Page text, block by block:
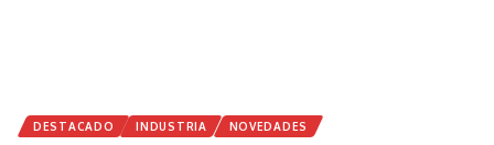
DESTACADO INDUSTRIA NOVEDADES